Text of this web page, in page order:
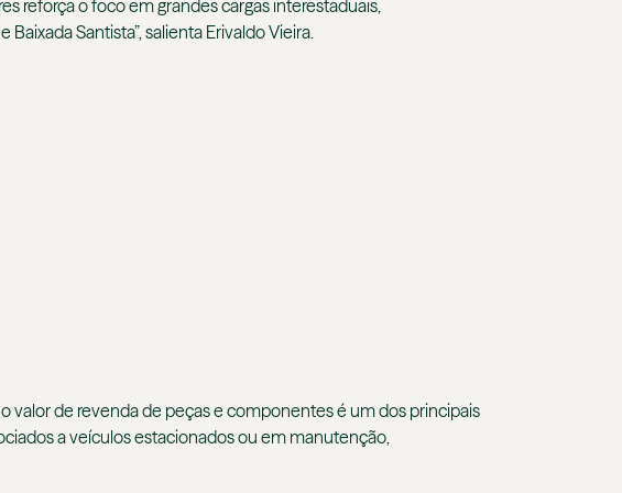
reforça o foco em grandes cargas interestaduais,
Santista”, salienta Erivaldo Vieira.
valor de revenda de peças e componentes é um dos principais
a veículos estacionados ou em manutenção,